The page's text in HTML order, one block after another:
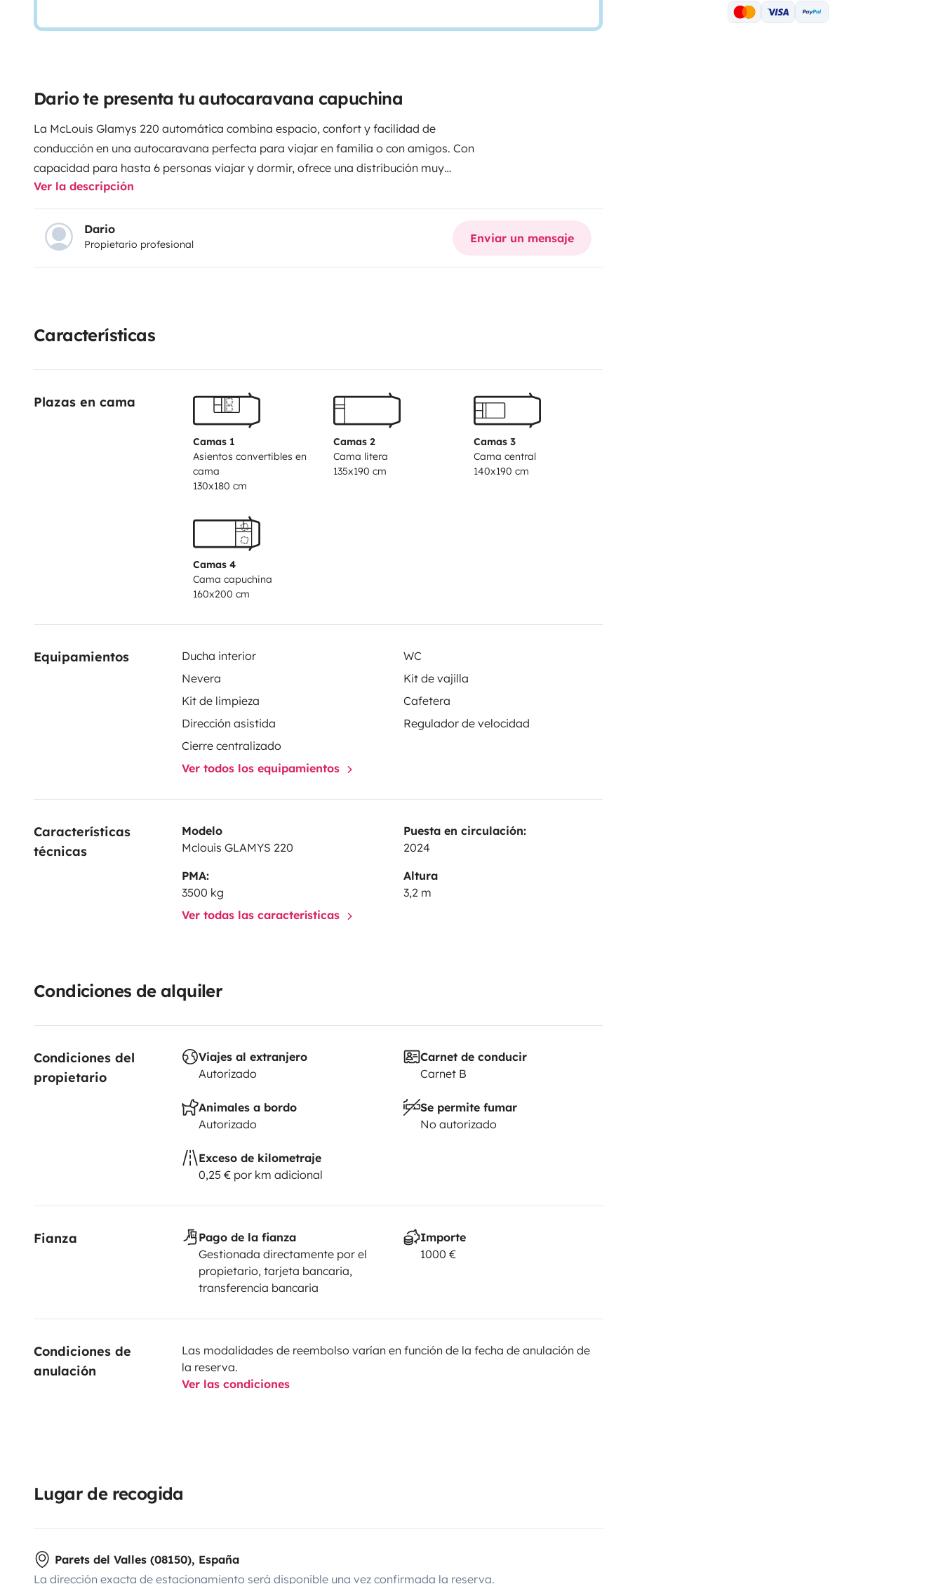
Dario te presenta tu autocaravana capuchina
La McLouis Glamys 220 automática combina espacio, confort y facilidad de
conducción en una autocaravana perfecta para viajar en familia o con amigos. Con
capacidad para hasta 6 personas viajar y dormir, ofrece una distribución muy
cómoda gracias a su gran cama capuchina, cama trasera y comedor convertible.
Dispone de cocina completamente equipada, baño completo con ducha, calefacción,
agua caliente y un amplio garaje para llevar todo lo necesario en tus escapadas. Su
cambio automático hace la conducción mucho más cómoda y relajada,
especialmente en viajes largos o rutas de montaña.
Ver la descripción
Dario
Propietario profesional Enviar un mensaje
Características
Plazas en cama
Camas 1
Asientos convertibles en
cama
130x180 cm
Camas 2
Cama litera
135x190 cm
Camas 3
Cama central
140x190 cm
Camas 4
Cama capuchina
160x200 cm
Equipamientos Ducha interior
WC
Nevera
Kit de vajilla
Kit de limpieza
Cafetera
Dirección asistida
Regulador de velocidad
Cierre centralizado
Ver todos los equipamientos
Características
técnicas
Modelo
Mclouis GLAMYS 220
Puesta en circulación:
2024
PMA:
3500 kg
Altura
3,2 m
Ver todas las características
Condiciones de alquiler
Condiciones del
propietario
Viajes al extranjero
Autorizado
Carnet de conducir
Carnet B
Animales a bordo
Autorizado
Se permite fumar
No autorizado
Exceso de kilometraje
0,25 € por km adicional
Fianza
Pago de la fianza
Gestionada directamente por el
propietario, tarjeta bancaria,
transferencia bancaria
Importe
1000 €
Condiciones de
anulación
Las modalidades de reembolso varían en función de la fecha de anulación de
la reserva.
Ver las condiciones
Lugar de recogida
Parets del Valles (08150), España
La dirección exacta de estacionamiento será disponible una vez confirmada la reserva.